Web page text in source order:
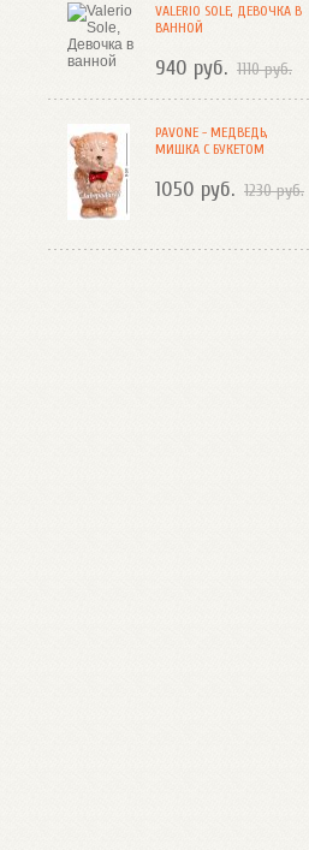
VALERIO SOLE, ДЕВОЧКА В
ВАННОЙ
940 руб. 1110 руб.
PAVONE - МЕДВЕДЬ,
МИШКА С БУКЕТОМ
1050 руб. 1230 руб.